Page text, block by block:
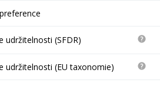
udržitelnosti (SFDR)
udržitelnosti (EU taxonomie)